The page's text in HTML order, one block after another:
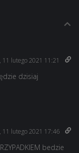
11 lutego 2021 11:21
dzisiaj
11 lutego 2021 17:46
bedzie